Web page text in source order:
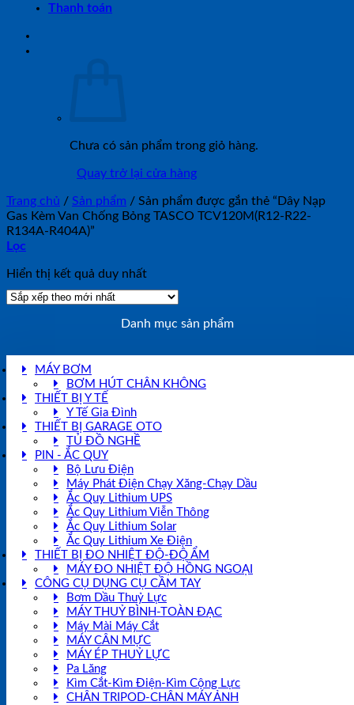
Thanh toán
Chưa có sản phẩm trong giỏ hàng.
Quay trở lại cửa hàng
Trang chủ / Sản phẩm / Sản phẩm được gắn thẻ “Dây Nạp
Gas Kèm Van Chống Bỏng TASCO TCV120M(R12-R22-
R134A-R404A)”
Lọc
Hiển thị kết quả duy nhất
Danh mục sản phẩm
MÁY BƠM
BƠM HÚT CHÂN KHÔNG
THIẾT BỊ Y TẾ
Y Tế Gia Đình
THIẾT BỊ GARAGE OTO
TỦ ĐỒ NGHỀ
PIN - ẮC QUY
Bộ Lưu Điện
Máy Phát Điện Chạy Xăng-Chạy Dầu
Ắc Quy Lithium UPS
Ắc Quy Lithium Viễn Thông
Ắc Quy Lithium Solar
Ắc Quy Lithium Xe Điện
THIẾT BỊ ĐO NHIỆT ĐỘ-ĐỘ ẨM
MÁY ĐO NHIỆT ĐỘ HỒNG NGOẠI
CÔNG CỤ DỤNG CỤ CẦM TAY
Bơm Dầu Thuỷ Lực
MÁY THUỶ BÌNH-TOÀN ĐẠC
Máy Mài Máy Cắt
MÁY CÂN MỰC
MÁY ÉP THUỶ LỰC
Pa Lăng
Kìm Cắt-Kìm Điện-Kìm Cộng Lực
CHÂN TRIPOD-CHÂN MÁY ẢNH